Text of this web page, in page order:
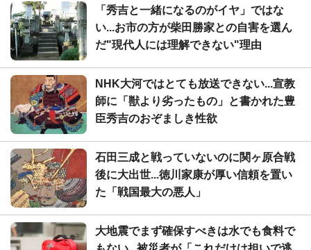
「秀吉と一緒になるのがイヤ」ではな
い...お市の方が柴田勝家との自害を選ん
だ"現代人には理解できない"理由
NHK大河ではとても放送できない...宣教
師に「獣より劣ったもの」と書かれた豊
臣秀吉のおぞましき性欲
石田三成と戦っていないのに関ヶ原合戦
後に大出世...徳川家康が厚い信頼を置い
た「戦国最大の悪人」
大地震でまず確保すべきは水でも食料で